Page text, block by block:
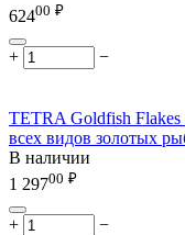
62400 ₽
+ −
TETRA Goldfish
всех видов золотых
В наличии
1 29700 ₽
+ −